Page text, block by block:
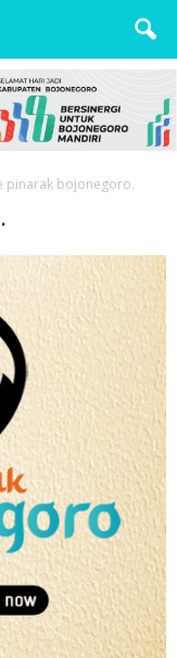
pinarak bojonegoro.